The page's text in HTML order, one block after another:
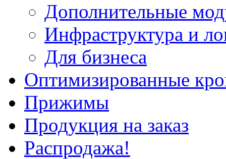
Дополнительные
Инфраструктура и
Для бизнеса
Оптимизированные
Прижимы
Продукция на заказ
Распродажа!